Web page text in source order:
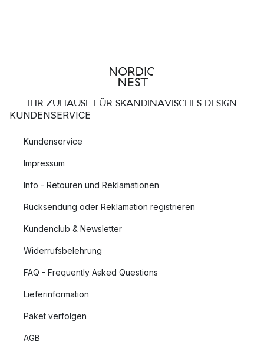
IHR ZUHAUSE FÜR SKANDINAVISCHES DESIGN
KUNDENSERVICE
Kundenservice
Impressum
Info - Retouren und Reklamationen
Rücksendung oder Reklamation registrieren
Kundenclub & Newsletter
Widerrufsbelehrung
FAQ - Frequently Asked Questions
Lieferinformation
Paket verfolgen
AGB